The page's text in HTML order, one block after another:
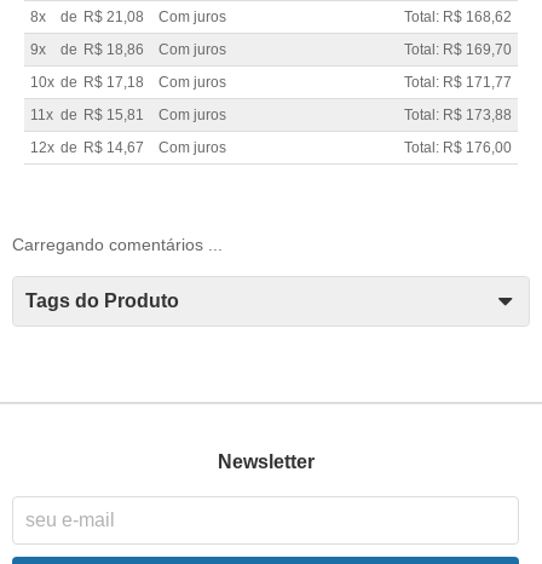
8x
de R$ 21,08 Com juros
Total: R$ 168,62
9x
de R$ 18,86 Com juros
Total: R$ 169,70
10x de R$ 17,18 Com juros
Total: R$ 171,77
11x de R$ 15,81 Com juros
Total: R$ 173,88
12x de R$ 14,67 Com juros Total: R$ 176,00
Carregando comentários ...
Tags do Produto
Newsletter